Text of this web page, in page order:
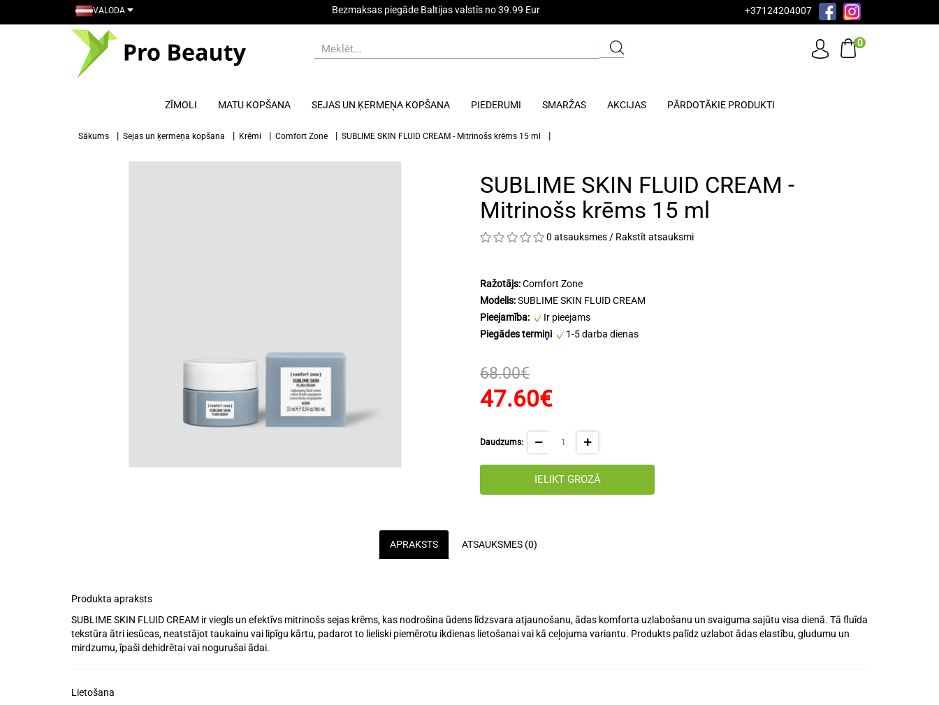
VALODA Bezmaksas piegāde Baltijas valstīs no 39.99 Eur +37124204007
0
ZĪMOLI MATU KOPŠANA SEJAS UN ĶERMEŅA KOPŠANA PIEDERUMI SMARŽAS AKCIJAS PĀRDOTĀKIE PRODUKTI
Sākums Sejas un ķermeņa kopšana Krēmi Comfort Zone SUBLIME SKIN FLUID CREAM - Mitrinošs krēms 15 ml
SUBLIME SKIN FLUID CREAM -
Mitrinošs krēms 15 ml
0 atsauksmes / Rakstīt atsauksmi
Ražotājs:Comfort Zone
Modelis:SUBLIME SKIN FLUID CREAM
Pieejamība:
Ir pieejams
Piegādes termiņi
1-5 darba dienas
68.00€
47.60€
Daudzums:
IELIKT GROZĀ
APRAKSTS ATSAUKSMES (0)
Produkta apraksts
SUBLIME SKIN FLUID CREAM irviegls un efektīvs mitrinošs sejas krēms, kas nodrošina ūdens līdzsvara atjaunošanu,ādas komforta uzlabošanu un svaiguma sajūtu visa dienā. Tā fluīda
tekstūra ātri iesūcas, neatstājot taukainu vai lipīgu kārtu, padarot to lieliski piemērotu ikdienas lietošanaivai kā ceļojuma variantu. Produkts palīdz uzlabot ādas elastību,gludumu un
mirdzumu, īpašidehidrētai vai nogurušai ādai.
Lietošana